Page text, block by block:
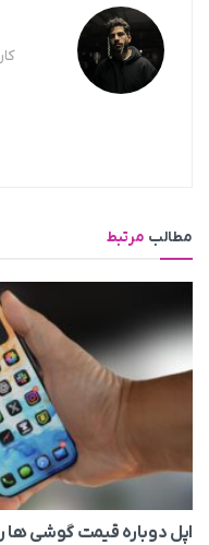
مطالب مرتبط
اپل دوباره قیمت‌ گوشی ها را